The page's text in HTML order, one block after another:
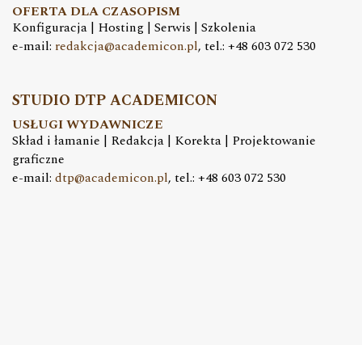
OFERTA DLA CZASOPISM
Konfiguracja | Hosting | Serwis | Szkolenia
e-mail: redakcja@academicon.pl, tel.: +48 603 072 530
STUDIO DTP ACADEMICON
USŁUGI WYDAWNICZE
Skład i łamanie | Redakcja | Korekta | Projektowanie
graficzne
e-mail: dtp@academicon.pl, tel.: +48 603 072 530